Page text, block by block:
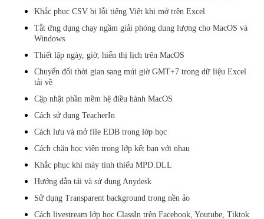
Khắc phục CSV bị lỗi tiếng Việt khi mở trên Excel
Tắt ứng dụng chạy ngầm giải phóng dung lượng cho MacOS và
Windows
Thiết lập ngày, giờ, hiển thị lịch trên MacOS
Chuyển đổi thời gian sang múi giờ GMT+7 trong dữ liệu Excel
tải về
Cập nhật phần mềm hệ điều hành MacOS
Cách sử dụng TeacherIn
Cách lưu và mở file EDB trong lớp học
Cách chặn học viên trong lớp kết bạn với nhau
Khắc phục khi máy tính thiếu MPD.DLL
Hướng dẫn tải và sử dụng Anydesk
Sử dụng Transparent background trong nền ảo
Cách livestream lớp học ClassIn trên Facebook, Youtube, Tiktok